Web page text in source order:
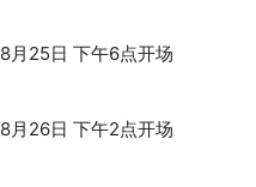
8月25日 下午6点开场
8月26日 下午2点开场